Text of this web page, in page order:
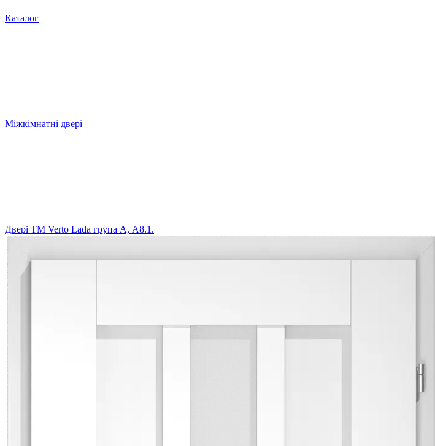
Каталог
Міжкімнатні двері
Двері ТМ Verto Lada група А, А8.1.